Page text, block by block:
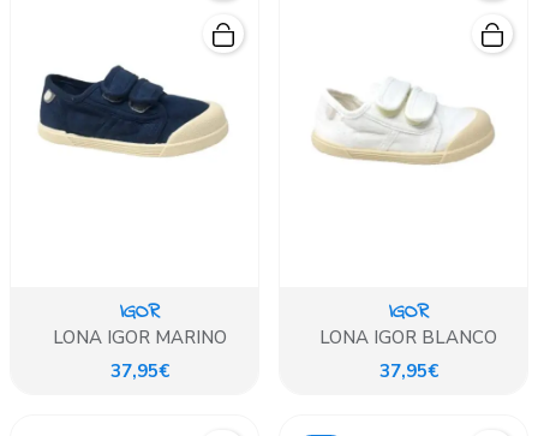
IGOR
LONA IGOR MARINO
37,95€
IGOR
LONA IGOR BLANCO
37,95€